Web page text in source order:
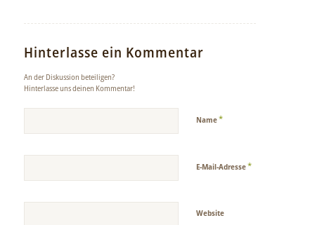
Hinterlasse ein Kommentar
An der Diskussion beteiligen?
Hinterlasse uns deinen Kommentar!
Name*
E-Mail-Adresse*
Website